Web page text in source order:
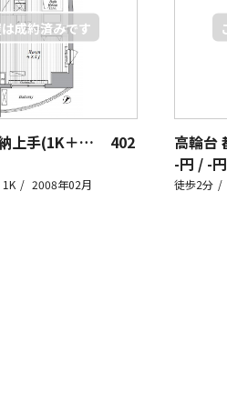
高輪台 都心の収納上手(1K＋ロフト)
402
1K 2008年02月
-円 / -円
徒歩2分